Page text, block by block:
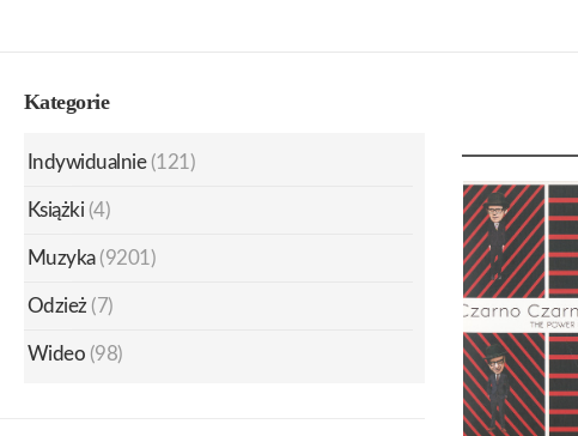
Kategorie
Indywidualnie (121)
Książki (4)
Muzyka (9201)
Odzież (7)
Wideo (98)